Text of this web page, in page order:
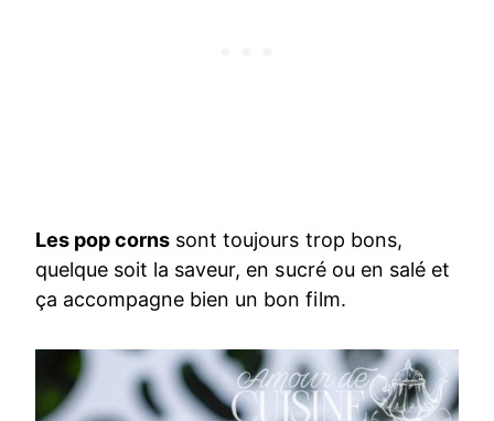
Les pop corns sont toujours trop bons,
quelque soit la saveur, en sucré ou en salé et
ça accompagne bien un bon film.